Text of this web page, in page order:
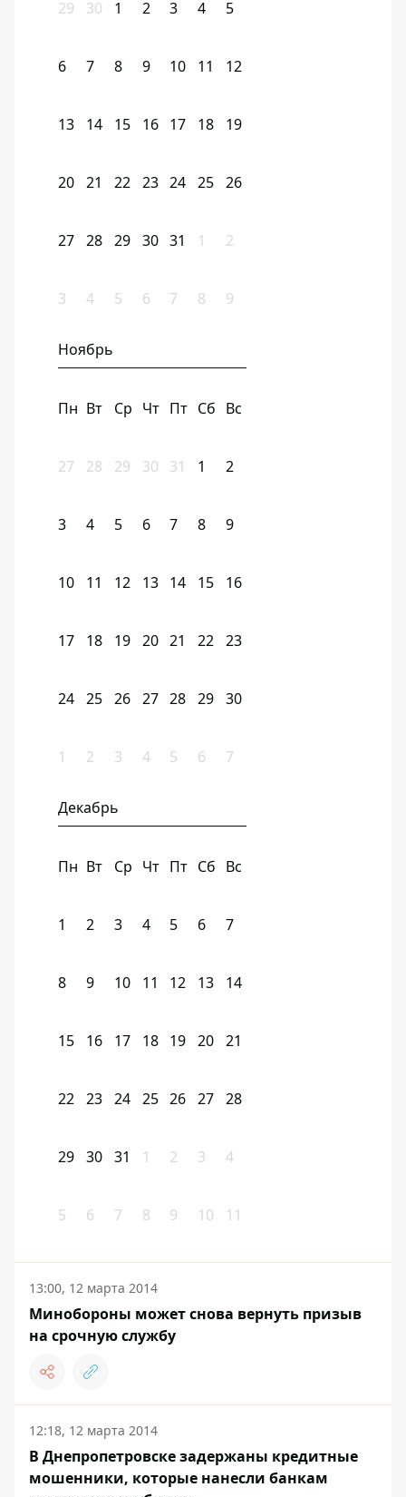
29 30 1 2 3 4 5
6 7 8 9 10 11 12
13 14 15 16 17 18 19
20 21 22 23 24 25 26
27 28 29 30 31 1 2
3 4 5 6 7 8 9
Ноябрь
Пн Вт Ср Чт Пт Сб Вс
27 28 29 30 31 1 2
3 4 5 6 7 8 9
10 11 12 13 14 15 16
17 18 19 20 21 22 23
24 25 26 27 28 29 30
1 2 3 4 5 6 7
Декабрь
Пн Вт Ср Чт Пт Сб Вс
1 2 3 4 5 6 7
8 9 10 11 12 13 14
15 16 17 18 19 20 21
22 23 24 25 26 27 28
29 30 31 1 2 3 4
5 6 7 8 9 10 11
13:00, 12 марта 2014
Минобороны может снова вернуть призыв
на срочную службу
12:18, 12 марта 2014
В Днепропетровске задержаны кредитные
мошенники, которые нанесли банкам